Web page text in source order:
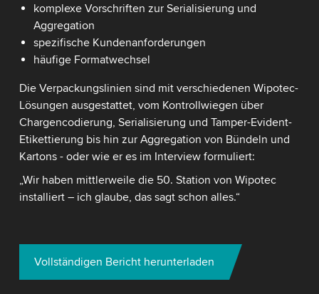
komplexe Vorschriften zur Serialisierung und
Aggregation
spezifische Kundenanforderungen
häufige Formatwechsel
Die Verpackungslinien sind mit verschiedenen Wipotec-
Lösungen ausgestattet, vom Kontrollwiegen über
Chargencodierung, Serialisierung und Tamper-Evident-
Etikettierung bis hin zur Aggregation von Bündeln und
Kartons - oder wie er es im Interview formuliert:
„Wir haben mittlerweile die 50. Station von Wipotec
installiert – ich glaube, das sagt schon alles.“
Vollständigen Bericht herunterladen